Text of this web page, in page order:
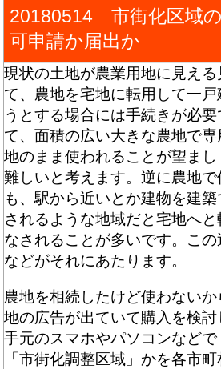
20180514 市街化区域
可申請か届出か
現状の土地が農業用地に見え
て、農地を宅地に転用して一
うとする場合には手続きが必
て、面積の広い大きな農地で
地のまま使われることが望ま
難しいと考えます。逆に農地
も、駅から近いとか建物を建
されるような地域だと宅地へ
なされることが多いです。こ
などがそれにあたります。
農地を相続したけど使わない
地の広告が出ていて購入を検討
手元のスマホやパソコンなど
「市街化調整区域」かを各市